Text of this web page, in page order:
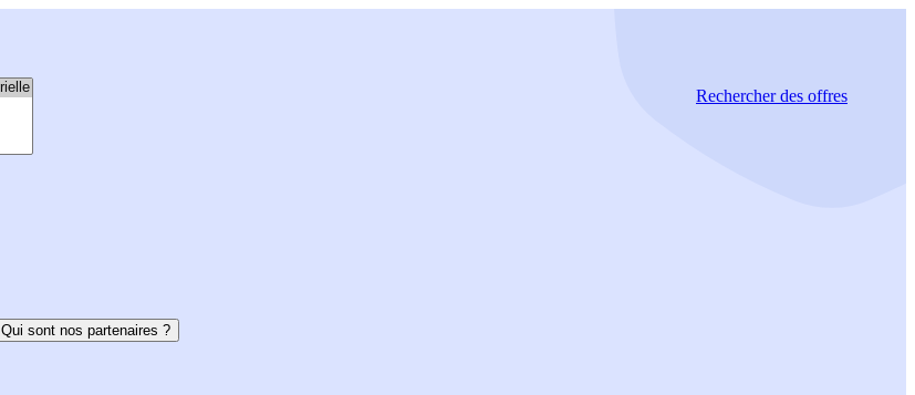
Rechercherdes offres
Qui sont nos partenaires ?